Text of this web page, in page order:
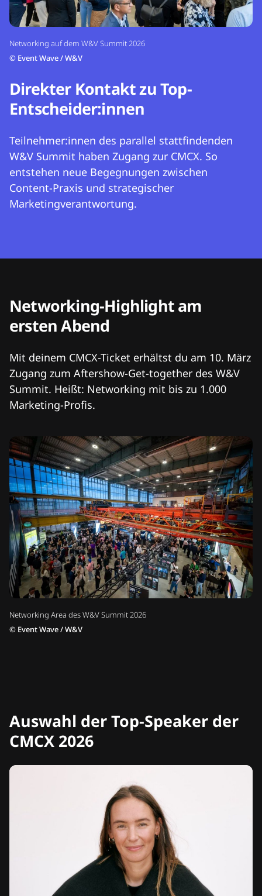
Networking auf dem W&V Summit 2026
© Event Wave / W&V
Direkter Kontakt zu Top-
Entscheider:innen
Teilnehmer:innen des parallel stattfindenden
W&V Summit haben Zugang zur CMCX. So
entstehen neue Begegnungen zwischen
Content-Praxis und strategischer
Marketingverantwortung.
Networking Area des W&V Summit 2026
© Event Wave / W&V
Networking-Highlight am
ersten Abend
Mit deinem CMCX-Ticket erhältst du am 10. März
Zugang zum Aftershow-Get-together des W&V
Summit. Heißt: Networking mit bis zu 1.000
Marketing-Profis.
Auswahl der Top-Speaker der
CMCX 2026